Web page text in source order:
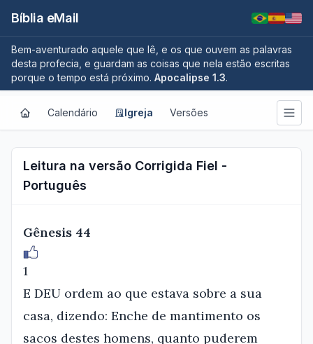
Bíblia eMail
Bem-aventurado aquele que lê, e os que ouvem as palavras
desta profecia, e guardam as coisas que nela estão escritas
porque o tempo está próximo. Apocalipse 1.3.
Calendário Igreja Versões
Leitura na versão Corrigida Fiel -
Português
Gênesis 44
1
E DEU ordem ao que estava sobre a sua
casa, dizendo: Enche de mantimento os
sacos destes homens, quanto puderem